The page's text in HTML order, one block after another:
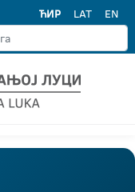
ЋИР LAT EN